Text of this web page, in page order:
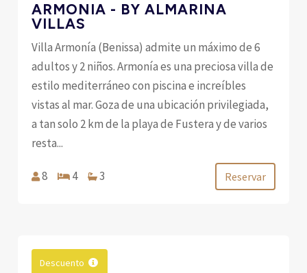
ARMONIA - BY ALMARINA
VILLAS
Villa Armonía (Benissa) admite un máximo de 6
adultos y 2 niños. Armonía es una preciosa villa de
estilo mediterráneo con piscina e increíbles
vistas al mar. Goza de una ubicación privilegiada,
a tan solo 2 km de la playa de Fustera y de varios
resta...
8 4 3 Reservar
Descuento